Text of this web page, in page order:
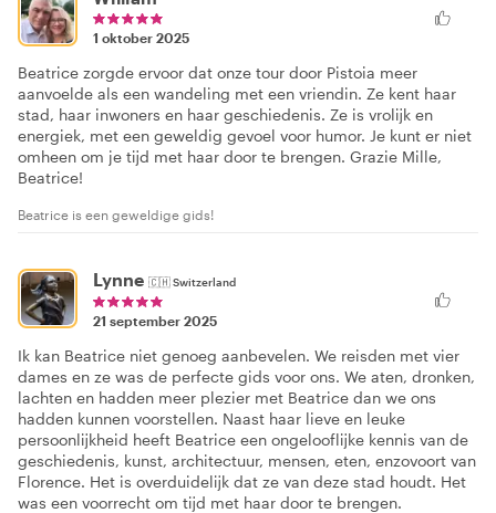
1 oktober 2025
Beatrice zorgde ervoor dat onze tour door Pistoia meer
aanvoelde als een wandeling met een vriendin. Ze kent haar
stad, haar inwoners en haar geschiedenis. Ze is vrolijk en
energiek, met een geweldig gevoel voor humor. Je kunt er niet
omheen om je tijd met haar door te brengen. Grazie Mille,
Beatrice!
Beatrice is een geweldige gids!
Lynne 🇨🇭Switzerland
21 september 2025
Ik kan Beatrice niet genoeg aanbevelen. We reisden met vier
dames en ze was de perfecte gids voor ons. We aten, dronken,
lachten en hadden meer plezier met Beatrice dan we ons
hadden kunnen voorstellen. Naast haar lieve en leuke
persoonlijkheid heeft Beatrice een ongelooflijke kennis van de
geschiedenis, kunst, architectuur, mensen, eten, enzovoort van
Florence. Het is overduidelijk dat ze van deze stad houdt. Het
was een voorrecht om tijd met haar door te brengen.